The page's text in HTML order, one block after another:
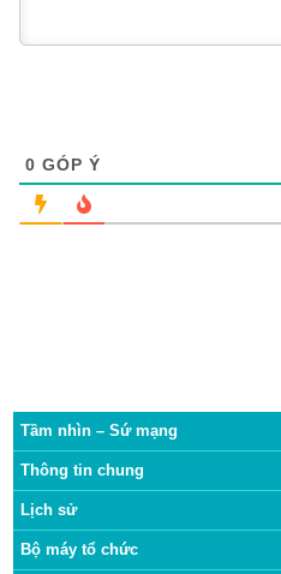
Tầm nhìn – Sứ mạng
Thông tin chung
Lịch sử
Bộ máy tổ chức
0 GÓP Ý